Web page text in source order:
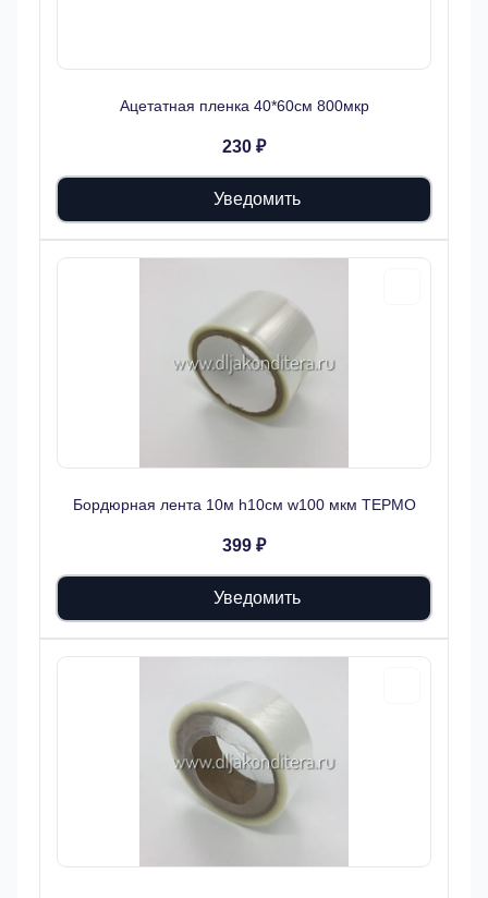
Ацетатная пленка 40*60см 800мкр
230 ₽
Уведомить
Бордюрная лента 10м h10см w100 мкм ТЕРМО
399 ₽
Уведомить